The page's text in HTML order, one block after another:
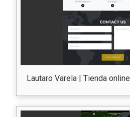
Lautaro Varela | Tienda online